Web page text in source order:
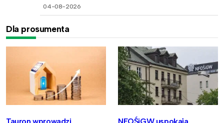
04-08-2026
Dla prosumenta